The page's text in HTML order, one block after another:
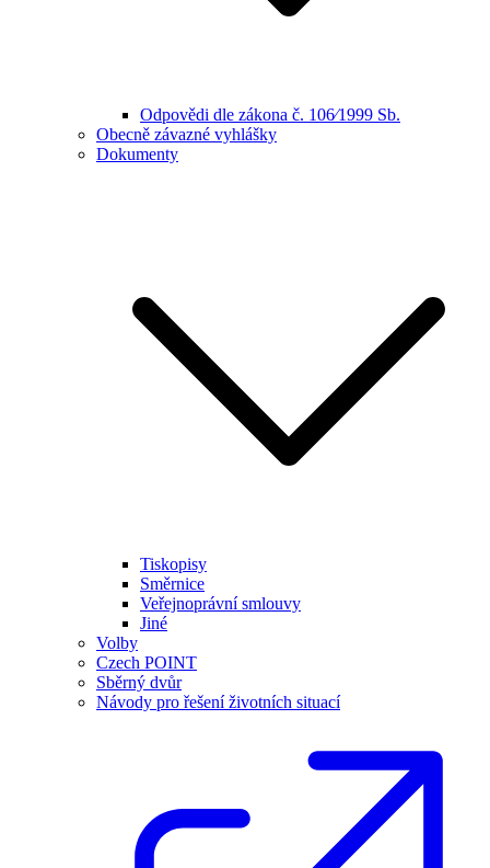
Odpovědi dle zákona č. 106⁄1999 Sb.
Obecně závazné vyhlášky
Dokumenty
Tiskopisy
Směrnice
Veřejnoprávní smlouvy
Jiné
Volby
Czech POINT
Sběrný dvůr
Návody pro řešení životních situací